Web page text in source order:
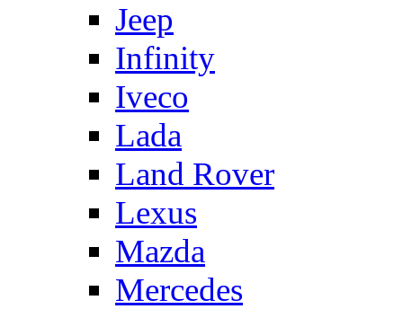
Jeep
Infinity
Iveco
Lada
Land Rover
Lexus
Mazda
Mercedes